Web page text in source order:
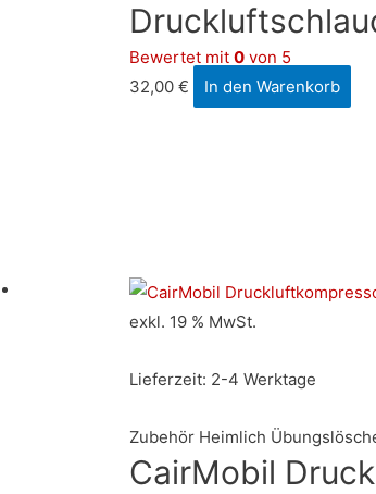
Bewertet mit0 von 5
32,00€ In den Warenkorb
exkl. 19 % MwSt.
Lieferzeit: 2-4 Werktage
Zubehör Heimlich
CairMobil